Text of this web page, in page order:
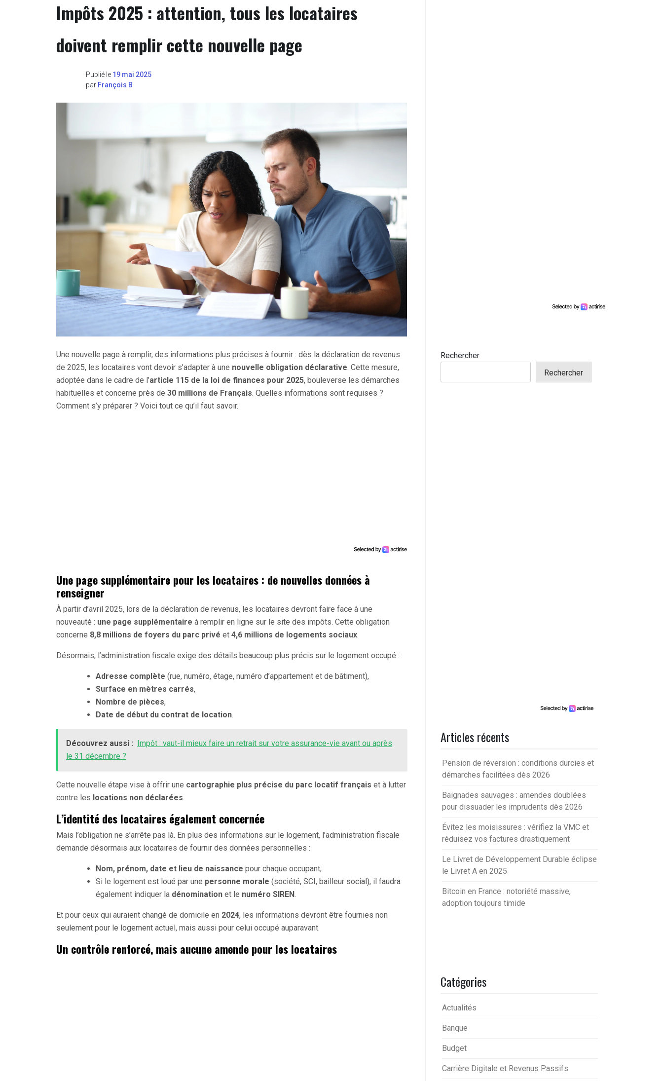
Impôts 2025 : attention, tous les locataires
doivent remplir cette nouvelle page
Publié le 19 mai 2025
par François B
Une nouvelle page à remplir, des informations plus précises à fournir : dès la déclaration de revenus
de 2025, les locataires vont devoir s’adapter à une nouvelle obligation déclarative. Cette mesure,
adoptée dans le cadre de l’article 115 de la loi de finances pour 2025, bouleverse les démarches
habituelles et concerne près de 30 millions de Français. Quelles informations sont requises ?
Comment s’y préparer ? Voici tout ce qu’il faut savoir.
Une page supplémentaire pour les locataires : de nouvelles données à
renseigner
À partir d’avril 2025, lors de la déclaration de revenus, les locataires devront faire face à une
nouveauté : une page supplémentaire à remplir en ligne sur le site des impôts. Cette obligation
concerne 8,8 millions de foyers du parc privé et 4,6 millions de logements sociaux.
Désormais, l’administration fiscale exige des détails beaucoup plus précis sur le logement occupé :
Adresse complète (rue, numéro, étage, numéro d’appartement et de bâtiment),
Surface en mètres carrés,
Nombre de pièces,
Date de début du contrat de location.
Découvrez aussi : Impôt : vaut-il mieux faire un retrait sur votre assurance-vie avant ou après
le 31 décembre ?
Cette nouvelle étape vise à offrir une cartographie plus précise du parc locatif français et à lutter
contre les locations non déclarées.
L’identité des locataires également concernée
Mais l’obligation ne s’arrête pas là. En plus des informations sur le logement, l’administration fiscale
demande désormais aux locataires de fournir des données personnelles :
Nom, prénom, date et lieu de naissance pour chaque occupant,
Si le logement est loué par une personne morale (société, SCI, bailleur social), il faudra
également indiquer la dénomination et le numéro SIREN.
Et pour ceux qui auraient changé de domicile en 2024, les informations devront être fournies non
seulement pour le logement actuel, mais aussi pour celui occupé auparavant.
Un contrôle renforcé, mais aucune amende pour les locataires
Rechercher
Rechercher
Articles récents
Pension de réversion : conditions durcies et
démarches facilitées dès 2026
Baignades sauvages : amendes doublées
pour dissuader les imprudents dès 2026
Évitez les moisissures : vérifiez la VMC et
réduisez vos factures drastiquement
Le Livret de Développement Durable éclipse
le Livret A en 2025
Bitcoin en France : notoriété massive,
adoption toujours timide
Catégories
Actualités
Banque
Budget
Carrière Digitale et Revenus Passifs